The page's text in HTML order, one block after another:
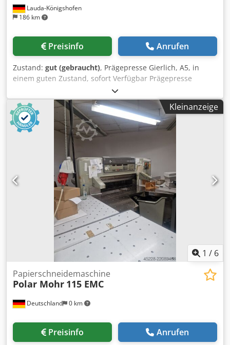
Lauda-Königshofen
186 km
Preisinfo Anrufen
Zustand: gut (gebraucht), Prägepresse Gierlich, A5, in
einem guten Zustand, sofort Verfügbar Prägepresse
Gierlich P 4000, A4, Baujahr 1985, Maschinennummer
7501, in einem guten Zustand, sofort Verfügbar Bei
Interesse informieren wir Sie auch gerne über weitere
Maschinen in unserem Haus. Csdpfx Ajvt Rwnef Asrf Sie
sind herzlich willkommen, nach vorheriger
Terminabsprache, die Maschine in unserem Haus zu
Kleinanzeige
1 / 6
Deutschland 0 km
Papierschneidemaschine
Polar Mohr 115 EMC
Preisinfo Anrufen